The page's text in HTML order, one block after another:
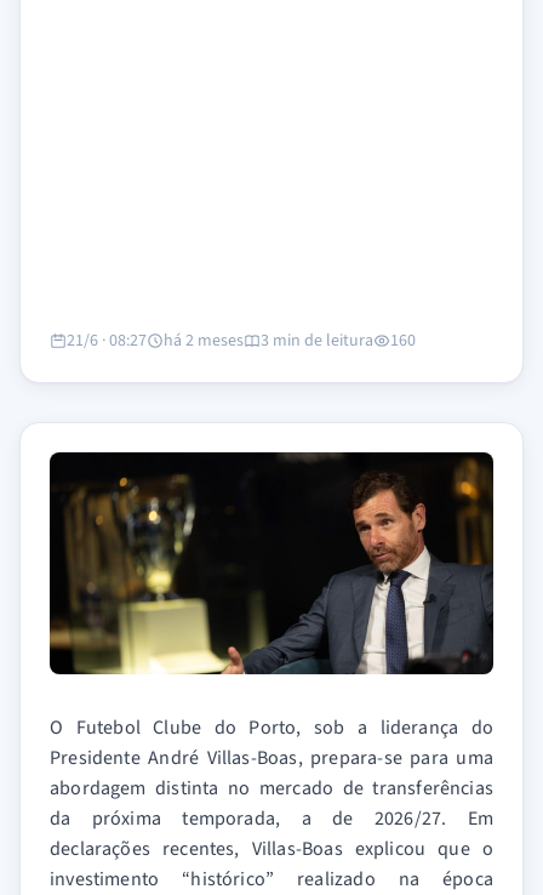
21/6 · 08:27 há 2 meses 3 min de leitura 160
O Futebol Clube do Porto, sob a liderança do
Presidente André Villas-Boas, prepara-se para uma
abordagem distinta no mercado de transferências
da próxima temporada, a de 2026/27. Em
declarações recentes, Villas-Boas explicou que o
investimento “histórico” realizado na época